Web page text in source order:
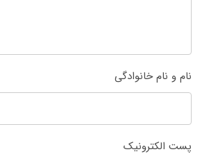
نام و نام خانوادگی
پست الکترونیک